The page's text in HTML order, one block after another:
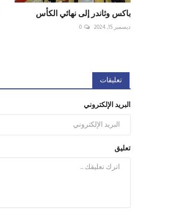
باكس وثاندر إلى نهائي الكأس
ديسمبر 15, 2024 0
تعليقات
البريد الإلكتروني
تعليق